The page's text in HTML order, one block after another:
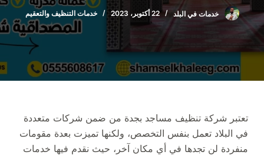
م
ح
ت
ى
خدمات في البلد 22 أكتوبر، 2023 خدمات التنظيف والتعقيم
تعتبر شركة تنظيف مساجد بجدة من ضمن شركات متعددة
في البلاد تعمل بنفس التخصص، ولكنها تميزت بعدة مقومات
منفردة لن تجدها في أي مكان آخر، حيث نقدم فيها خدمات